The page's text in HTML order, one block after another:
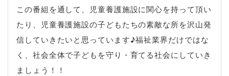
この番組を通して、児童養護施設に関心を持って頂い
たり、児童養護施設の子どもたちの素敵な所を沢山発
信していきたいと思っています♪福祉業界だけではな
く、社会全体で子どもを守り・育てる社会にしていき
ましょう！！